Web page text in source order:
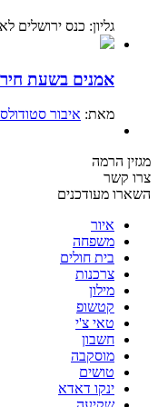
גליון: כנס ירושלים
אמנים בשעת
מאת: איבור
מגזין הרמה
צרו קשר
השארו מעודכנים
איור
משפחה
בית חולים
צרכנות
מילון
קטשופ
טאי צ'י
חשבון
מוסקבה
טושים
ינקו דאדא